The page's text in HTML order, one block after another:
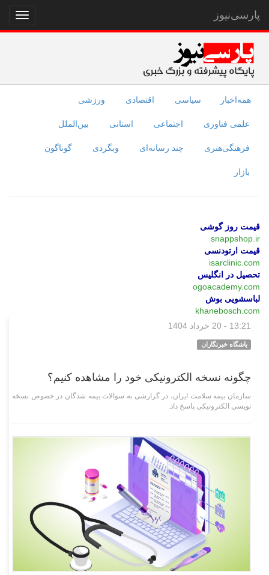
نمایش
منو
پارسی‌نیوز
همه‌اخبار سیاسی اقتصادی ورزشی
علمی فناوری اجتماعی استانی بین‌الملل
فرهنگی‌هنری چند رسانه‌ای وبگردی گوناگون
بازار
قیمت روز گوشی
snappshop.ir
قیمت ارتودنسی
isarclinic.com
تحصیل در انگلیس
ogoacademy.com
لباسشویی بوش
khanebosch.com
13:21 - 20 خرداد 1404
باشگاه خبرنگاران
چگونه نسخه الکترونیکی خود را مشاهده کنیم؟
سازمان بیمه سلامت ایران، در گزارشی به سوالات بیمه شدگان در خصوص نسخه
نویسی الکترونیکی پاسخ داد.